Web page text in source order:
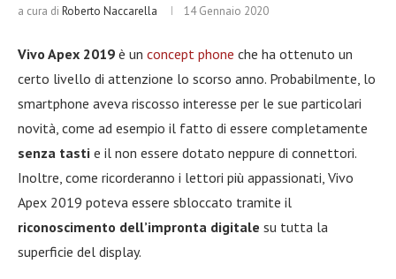
a cura di Roberto Naccarella 14 Gennaio 2020
Vivo Apex 2019 è un concept phone che ha ottenuto un
certo livello di attenzione lo scorso anno. Probabilmente, lo
smartphone aveva riscosso interesse per le sue particolari
novità, come ad esempio il fatto di essere completamente
senza tasti e il non essere dotato neppure di connettori.
Inoltre, come ricorderanno i lettori più appassionati, Vivo
Apex 2019 poteva essere sbloccato tramite il
riconoscimento dell’impronta digitale su tutta la
superficie del display.